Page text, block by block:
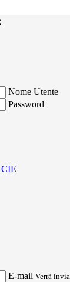
Nome Utente
Password
E-mail Verrà